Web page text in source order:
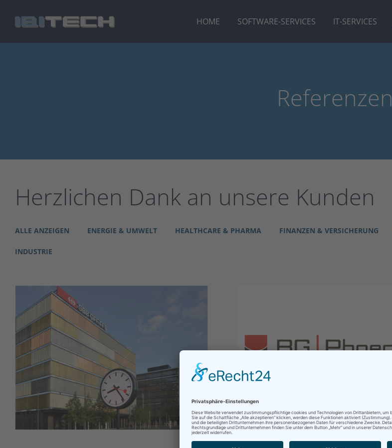
Inhalt
springen
HOME SOFTWARE-SERVICES IT-SERVICES
Referenzen
Herzlichen Dank an unsere Kunden
ALLE ANZEIGEN ENERGIE & UMWELT HEALTHCARE & PHARMA FINANZEN & VERSICHERUNG
INDUSTRIE